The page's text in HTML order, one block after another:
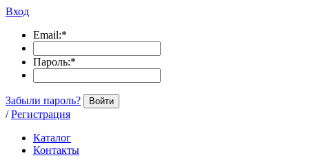
Вход
Email:*
Пароль:*
Забыли пароль? Войти
/ Регистрация
Каталог
Контакты